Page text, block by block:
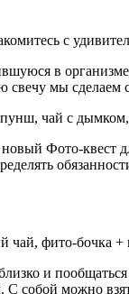
с
в
свечу мы сделаем
чай с
Фото-квест
чай, фито-бочка +
и
собой можно